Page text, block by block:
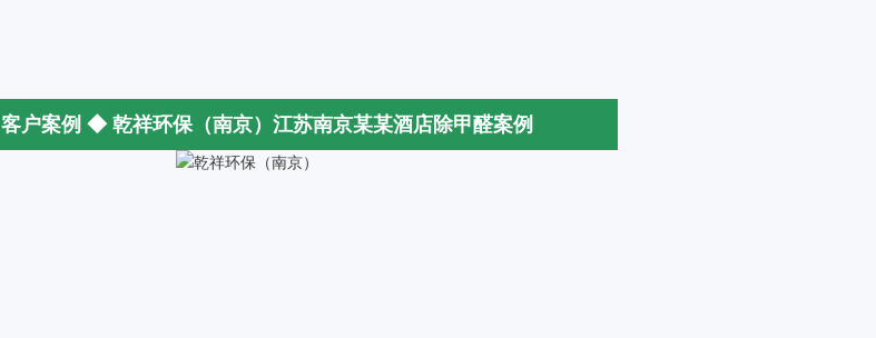
客户案例 ◆ 乾祥环保（南京）江苏南京某某酒店除甲醛案例